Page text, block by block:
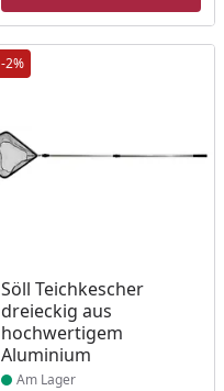
-2%
Söll Teichkescher
dreieckig aus
hochwertigem
Aluminium
Produkt am Lager
Am Lager